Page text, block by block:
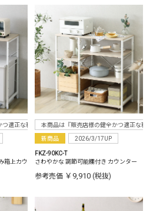
適正な利益確保のため指定価格制度に準拠した販売』をお
箱上カウ
本商品は『販売店様の健全かつ適正な利益確
新商品 2026/3/17UP
FKZ-90KC-T
さわやかな 調節可能棚付き カウンター
参考売価 ￥9,910 (税抜)